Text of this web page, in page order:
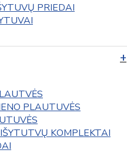
PRIEDAI
PLAUTUVĖS
KOMPLEKTAI